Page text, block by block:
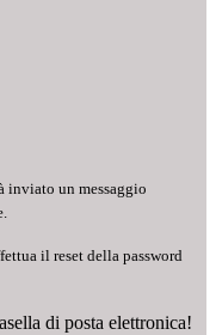
inviato un messaggio
il reset della password
di posta elettronica!